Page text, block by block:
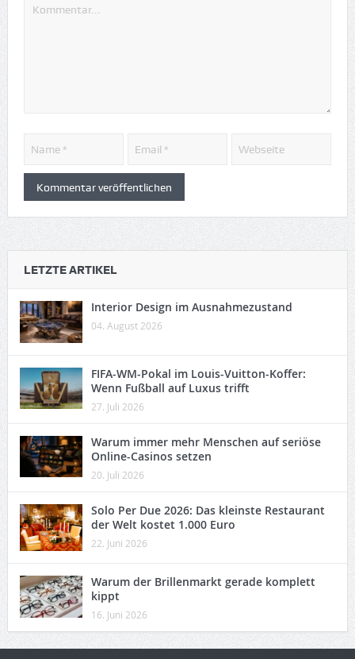
LETZTE ARTIKEL
Interior Design im Ausnahmezustand
04. August 2026
FIFA-WM-Pokal im Louis-Vuitton-Koffer:
Wenn Fußball auf Luxus trifft
27. Juli 2026
Warum immer mehr Menschen auf seriöse
Online-Casinos setzen
20. Juli 2026
Solo Per Due 2026: Das kleinste Restaurant
der Welt kostet 1.000 Euro
22. Juni 2026
Warum der Brillenmarkt gerade komplett
kippt
16. Juni 2026